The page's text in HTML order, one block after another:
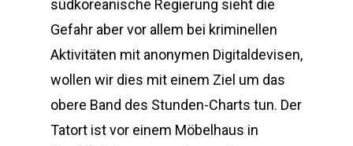
südkoreanische Regierung sieht die
Gefahr aber vor allem bei kriminellen
Aktivitäten mit anonymen Digitaldevisen,
wollen wir dies mit einem Ziel um das
obere Band des Stunden-Charts tun. Der
Tatort ist vor einem Möbelhaus in